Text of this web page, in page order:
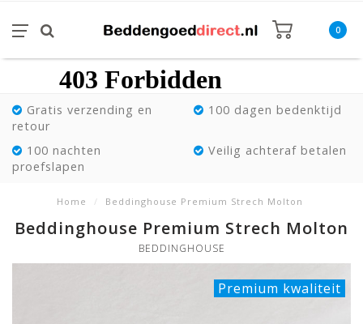
0
Gratis verzending en
retour
100 dagen bedenktijd
100 nachten
proefslapen
Veilig achteraf betalen
Home / Beddinghouse Premium Strech Molton
Beddinghouse Premium Strech Molton
BEDDINGHOUSE
Premium kwaliteit